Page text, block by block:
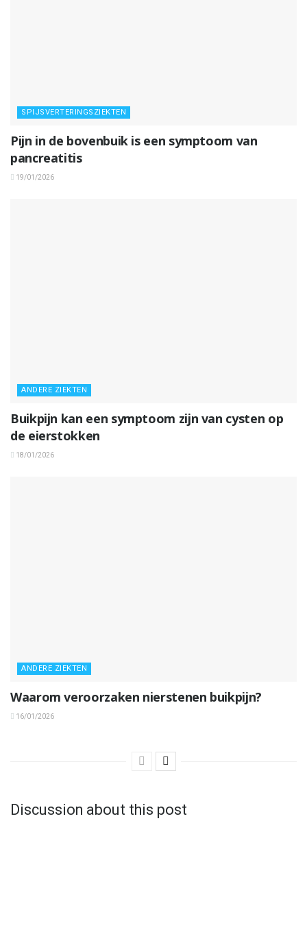
SPIJSVERTERINGSZIEKTEN
Pijn in de bovenbuik is een symptoom van
pancreatitis
19/01/2026
ANDERE ZIEKTEN
Buikpijn kan een symptoom zijn van cysten op
de eierstokken
18/01/2026
ANDERE ZIEKTEN
Waarom veroorzaken nierstenen buikpijn?
16/01/2026
Discussion about this post